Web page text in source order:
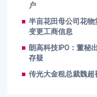
户
半亩花田母公司花
变更工商信息
朗高科技IPO：董秘
存疑
传光大金租总裁魏超